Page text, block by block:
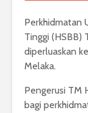
Perkhidmatan
Tinggi (HSBB)
diperluaskan ke
Melaka.
Pengerusi TM
bagi